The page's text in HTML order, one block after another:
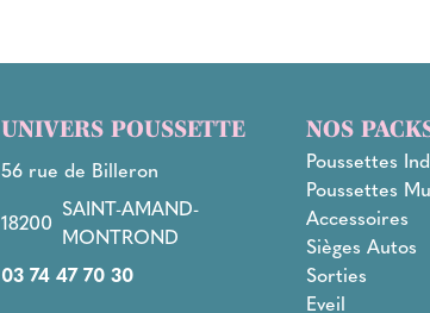
UNIVERS POUSSETTE
56 rue de Billeron
18200
SAINT-AMAND-
MONTROND
03 74 47 70 30
NOS
Poussettes
Poussettes
Accessoires
Sièges Autos
Sorties
Eveil